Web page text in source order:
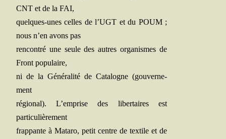
CNT et de la FAI,
quelques-unes celles de l’UGT et du POUM ;
nous n’en avons pas
ren­con­tré une seule des autres orga­nismes de
Front populaire,
ni de la Géné­ra­li­té de Cata­logne (gou­ver­ne­
ment
régio­nal). L’emprise des liber­taires est
particulièrement
frap­pante à Mata­ro, petit centre de tex­tile et de